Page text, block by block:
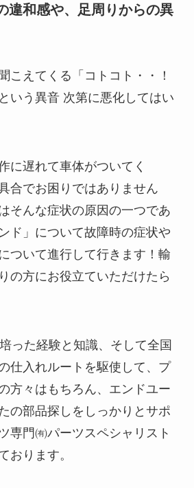
違和感や、足周りからの異
こえてくる「コトコト・・！
いう異音 次第に悪化してはい
に遅れて車体がついてく
合でお困りではありません
そんな症状の原因の一つであ
ド」について故障時の症状や
ついて進行して行きます！輸
の方にお役立ていただけたら
った経験と知識、そして全国
仕入れルートを駆使して、プ
方々はもちろん、エンドユー
の部品探しをしっかりとサポ
専門㈲パーツスペシャリスト
おります。